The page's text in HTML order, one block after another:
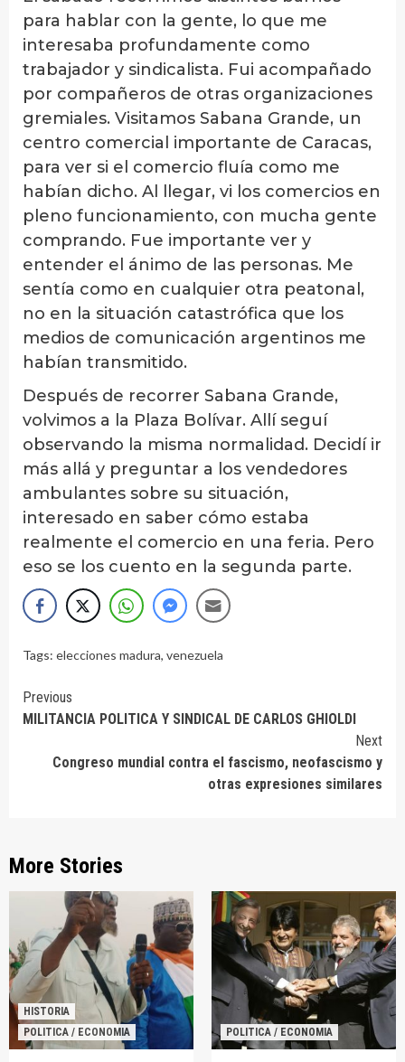
para hablar con la gente, lo que me
interesaba profundamente como
trabajador y sindicalista. Fui acompañado
por compañeros de otras organizaciones
gremiales. Visitamos Sabana Grande, un
centro comercial importante de Caracas,
para ver si el comercio fluía como me
habían dicho. Al llegar, vi los comercios en
pleno funcionamiento, con mucha gente
comprando. Fue importante ver y
entender el ánimo de las personas. Me
sentía como en cualquier otra peatonal,
no en la situación catastrófica que los
medios de comunicación argentinos me
habían transmitido.
Después de recorrer Sabana Grande,
volvimos a la Plaza Bolívar. Allí seguí
observando la misma normalidad. Decidí ir
más allá y preguntar a los vendedores
ambulantes sobre su situación,
interesado en saber cómo estaba
realmente el comercio en una feria. Pero
eso se los cuento en la segunda parte.
Tags: elecciones madura, venezuela
Continue
Reading
Previous
MILITANCIA POLITICA Y SINDICAL DE CARLOS GHIOLDI
Next
Congreso mundial contra el fascismo, neofascismo y
otras expresiones similares
More Stories
HISTORIA
POLITICA / ECONOMIA
POLITICA / ECONOMIA